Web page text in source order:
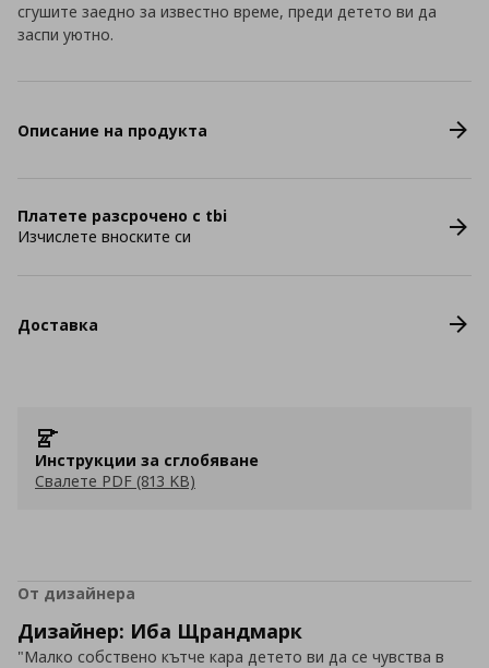
сгушите заедно за известно време, преди детето ви да
заспи уютно.
Описание на продукта
Платете разсрочено с tbi
Изчислете вноските си
Доставка
Инструкции за сглобяване
Свалете PDF (813 KB)
От дизайнера
Дизайнер: Иба Щрандмарк
"Малко собствено кътче кара детето ви да се чувства в